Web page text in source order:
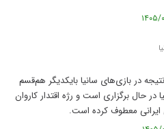
در بازی‌های سانیا بایکدیگر هم‌قسم
حال برگزاری است و رژه اقتدار کاروان
ایرانی معطوف کرده است.